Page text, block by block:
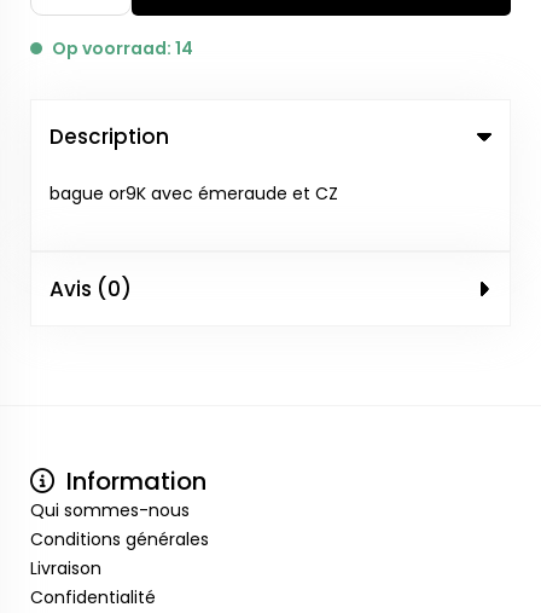
Op voorraad: 14
Description
bague or9K avec émeraude et CZ
Avis (0)
Information
Qui sommes-nous
Conditions générales
Livraison
Confidentialité